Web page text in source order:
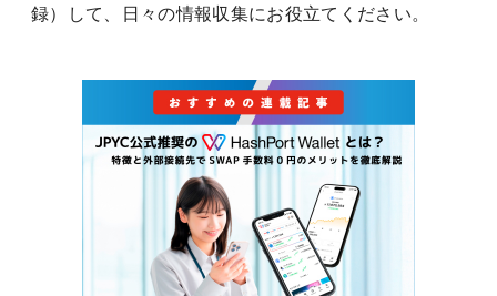
録）して、日々の情報収集にお役立てください。